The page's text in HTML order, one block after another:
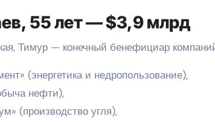
55 лет — $3,9 млрд
Тимур — конечный бенефициар
(энергетика и недропользование),
нефти),
(производство угля),